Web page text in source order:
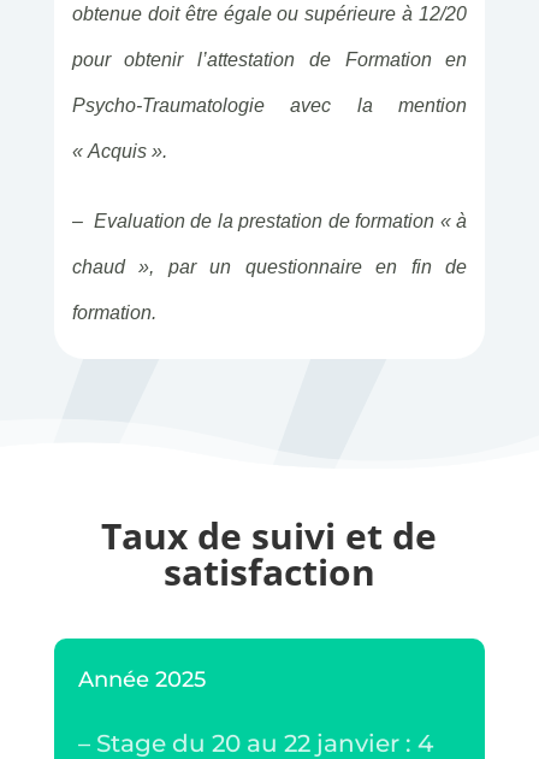
obtenue doit être égale ou supérieure à 12/20
pour obtenir l’attestation de Formation en
Psycho-Traumatologie avec la mention
« Acquis ».
– Evaluation de la prestation de formation « à
chaud », par un questionnaire en fin de
formation.
Taux de suivi et de
satisfaction
Année 2025
– Stage du 20 au 22 janvier : 4